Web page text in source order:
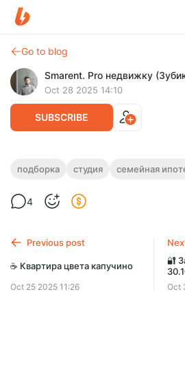
Go to blog
Oct 28 2025 14:10
SUBSCRIBE
Подборка: ВОСЕМЬ
🔥 Как всегда, только ликвидные
подборка студия семейная
4
Previous post
☕️ Квартира цвета капучино
Oct 25 2025 11:26
🔐
Oct